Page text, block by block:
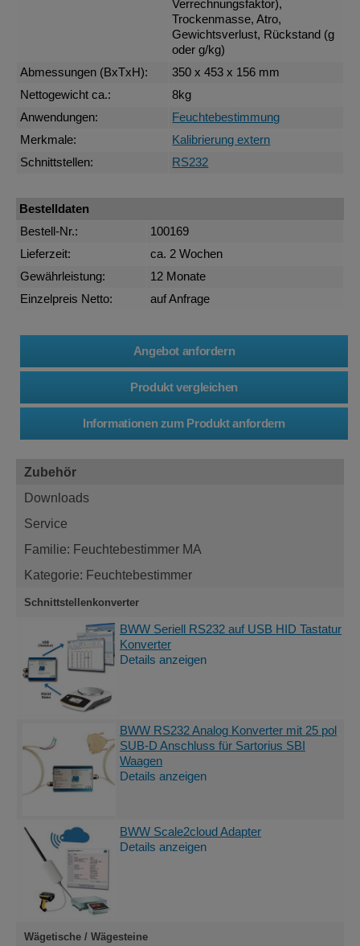
Verrechnungsfaktor),
Trockenmasse, Atro,
Gewichtsverlust, Rückstand (g
oder g/kg)
Abmessungen (BxTxH):
350 x 453 x 156 mm
Nettogewicht ca.:
8kg
Anwendungen:
Feuchtebestimmung
Merkmale:
Kalibrierung extern
Schnittstellen:
RS232
Bestelldaten
Bestell-Nr.:
100169
Lieferzeit:
ca. 2 Wochen
Gewährleistung:
12 Monate
Einzelpreis Netto:
auf Anfrage
Zubehör
Downloads
Service
Familie: Feuchtebestimmer MA
Kategorie: Feuchtebestimmer
Schnittstellenkonverter
BWW Seriell RS232 auf USB HID Tastatur
Konverter
Details anzeigen
BWW RS232 Analog Konverter mit 25 pol
SUB-D Anschluss für Sartorius SBI
Waagen
Details anzeigen
BWW Scale2cloud Adapter
Details anzeigen
Wägetische / Wägesteine